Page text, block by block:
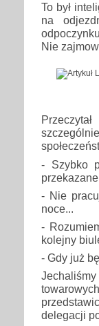
To był
na
Nie
- Szybko
- Nie
noce...
-
kolejny
- Gdy już
delegacji